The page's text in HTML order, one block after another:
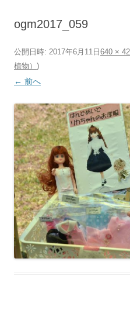
ogm2017_059
公開日時: 2017年6月11日 640 ×
植物） )
← 前へ